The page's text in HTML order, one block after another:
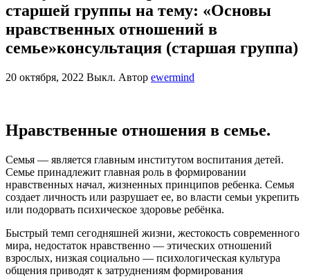
старшей группы на тему: «Основы
нравственных отношений в
семье»консультация (старшая группа)
20 октября, 2022 Выкл. Автор ewermind
Нравственные отношения в семье.
Семья — является главным институтом воспитания детей.
Семье принадлежит главная роль в формировании
нравственных начал, жизненных принципов ребенка. Семья
создает личность или разрушает ее, во власти семьи укрепить
или подорвать психическое здоровье ребёнка.
Быстрый темп сегодняшней жизни, жестокость современного
мира, недостаток нравственно — этических отношений
взрослых, низкая социально — психологическая культура
общения приводят к затруднениям формирования